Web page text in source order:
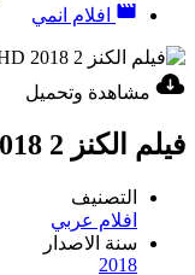
افلام انمي
مشاهدة وتحميل
فيلم الكنز 2 2018 HD
التصنيف
افلام عربي
سنة الاصدار
2018